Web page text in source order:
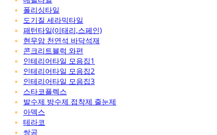
폴리싱타일
도기질 세라믹타일
패턴타일(이태리,스페인)
현무암 천연석 바닥석재
콘크리트블럭 와편
인테리어타일 모음집1
인테리어타일 모음집2
인테리어타일 모음집3
스타코플렉스
발수제 방수제 접착제 줄눈제
아덱스
테라코
쌍곰